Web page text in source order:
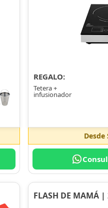
REGALO:
Tetera +
infusionador
Desde
FLASH DE MAMÁ |